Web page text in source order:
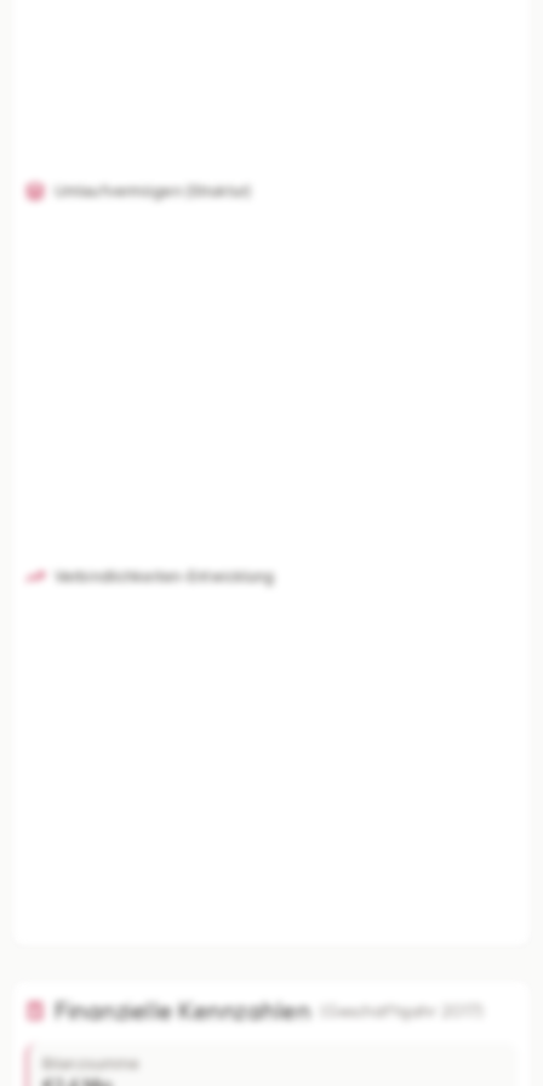
Umlaufvermögen (Struktur)
Verbindlichkeiten-Entwicklung
Finanzielle Kennzahlen (Geschäftsjahr 2017)
Bilanzsumme